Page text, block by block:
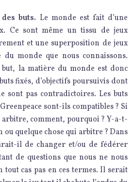
buts. Le monde est fait d’une
Ce sont même un tissu de jeux
et une superposition de jeux
monde que nous connaissons.
la matière du monde est donc
fixés, d’objectifs poursuivis dont
sont pas contradictoires. Les buts
sont-ils compatibles ? Si
arbitre, comment, pourquoi ? Y-a-t-
ou quelque chose qui arbitre ? Dans
il de changer et/ou de fédérer
de questions que nous ne nous
tout cas pas en ces termes. Il serait